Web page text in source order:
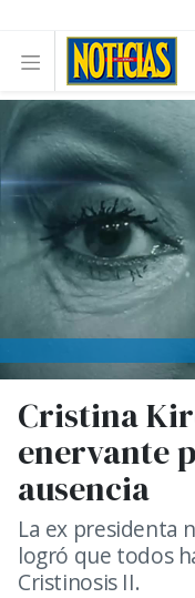
Cristina
enervante
ausencia
La ex presidenta
logró que todos
Cristinosis II.